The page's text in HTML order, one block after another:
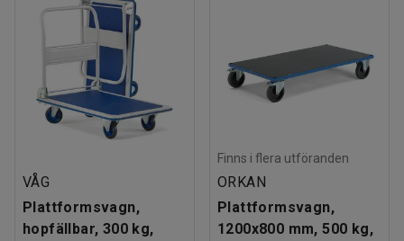
VÅG
Plattformsvagn,
hopfällbar, 300 kg,
Finns i flera utföranden
ORKAN
Plattformsvagn,
1200x800 mm, 500 kg,